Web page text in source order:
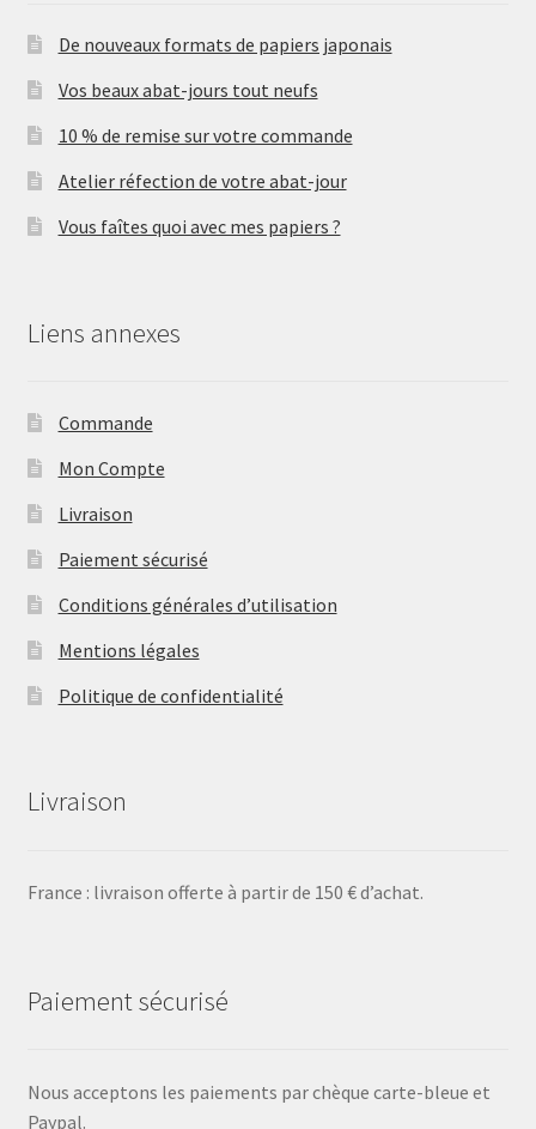
De nouveaux formats de papiers japonais
Vos beaux abat-jours tout neufs
10 % de remise sur votre commande
Atelier réfection de votre abat-jour
Vous faîtes quoi avec mes papiers ?
Liens annexes
Commande
Mon Compte
Livraison
Paiement sécurisé
Conditions générales d’utilisation
Mentions légales
Politique de confidentialité
Livraison
France : livraison offerte à partir de 150 € d’achat.
Paiement sécurisé
Nous acceptons les paiements par chèque carte-bleue et
Paypal.